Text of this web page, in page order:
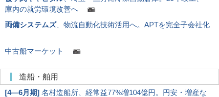
庫内の就労環境改善へ
両備システムズ、物流自動化技術活用へ。APTを完全子会社化
中古船マーケット
造船・舶用
[4―6月期] 名村造船所、経常益77%増104億円。円安・増産な